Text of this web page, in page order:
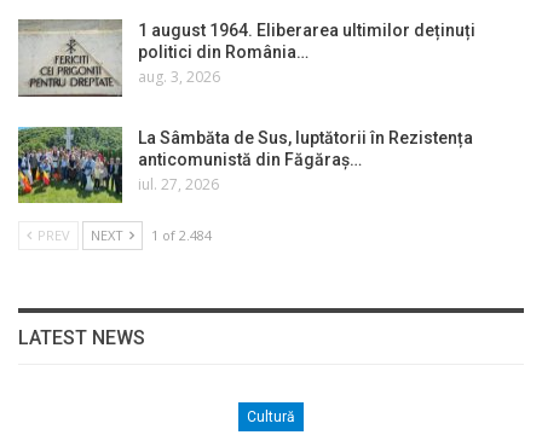
1 august 1964. Eliberarea ultimilor deținuți
politici din România…
aug. 3, 2026
La Sâmbăta de Sus, luptătorii în Rezistența
anticomunistă din Făgăraș…
iul. 27, 2026
PREV NEXT 1 of 2.484
LATEST NEWS
Cultură